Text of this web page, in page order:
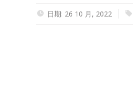
日期: 26 10 月, 2022